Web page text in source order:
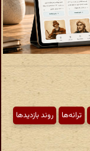
ترانه‌ها
روند بازدیدها